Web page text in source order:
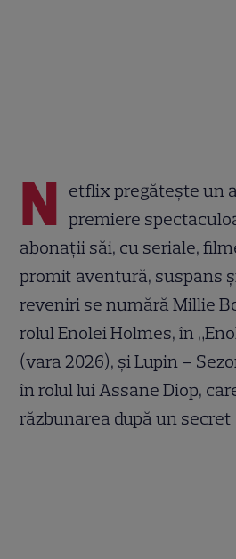
N etflix pregătește un
premiere
abonații săi, cu seriale,
promit aventură, suspans
reveniri se numără Millie
rolul Enolei Holmes, în
(vara 2026), și Lupin –
în rolul lui Assane Diop,
răzbunarea după un secret